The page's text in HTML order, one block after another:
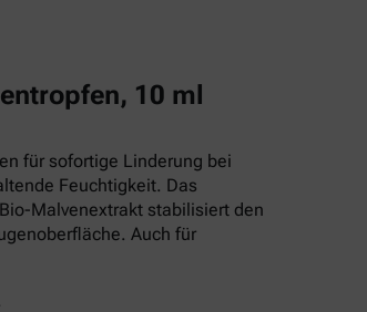
10 ml
für sofortige Linderung bei
Feuchtigkeit. Das
Malvenextrakt stabilisiert den
Auch für